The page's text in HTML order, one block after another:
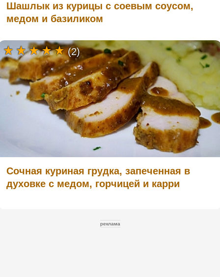
Шашлык из курицы с соевым соусом,
медом и базиликом
Сочная куриная грудка, запеченная в
духовке с медом, горчицей и карри
(2)
реклама